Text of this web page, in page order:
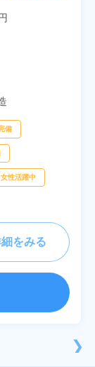
製造の各
備
女性活躍中
をみる
❯